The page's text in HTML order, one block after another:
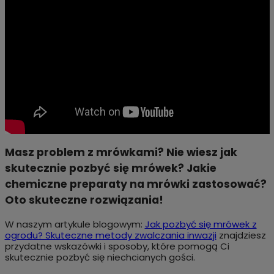
Masz problem z mrówkami? Nie wiesz jak
skutecznie pozbyć się mrówek? Jakie
chemiczne preparaty na mrówki zastosować?
Oto skuteczne rozwiązania!
W naszym artykule blogowym: Jak pozbyć się mrówek z
ogrodu? Skuteczne metody zwalczania inwazji znajdziesz
przydatne wskazówki i sposoby, które pomogą Ci
skutecznie pozbyć się niechcianych gości.